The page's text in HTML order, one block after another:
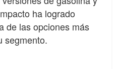
ha logrado
de las opciones más
segmento.